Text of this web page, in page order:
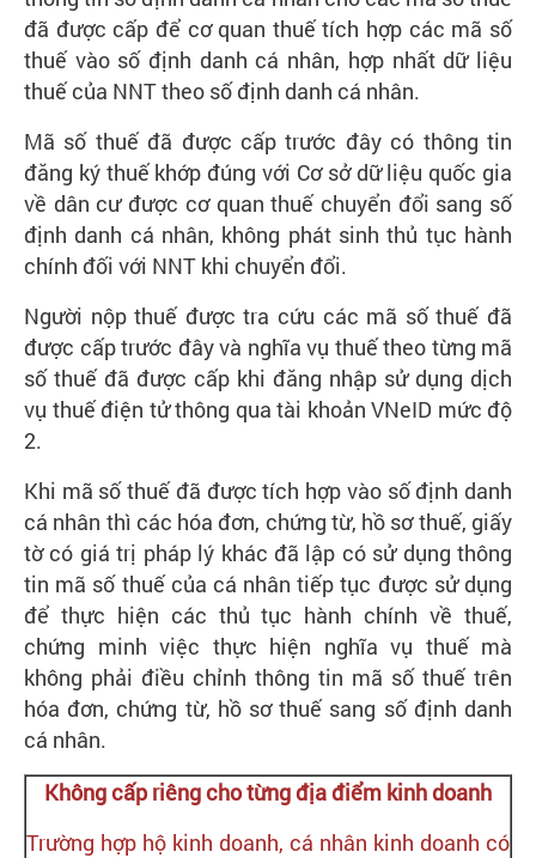
đã được cấp để cơ quan thuế tích hợp các mã số
thuế vào số định danh cá nhân, hợp nhất dữ liệu
thuế của NNT theo số định danh cá nhân.
Mã số thuế đã được cấp trước đây có thông tin
đăng ký thuế khớp đúng với Cơ sở dữ liệu quốc gia
về dân cư được cơ quan thuế chuyển đổi sang số
định danh cá nhân, không phát sinh thủ tục hành
chính đối với NNT khi chuyển đổi.
Người nộp thuế được tra cứu các mã số thuế đã
được cấp trước đây và nghĩa vụ thuế theo từng mã
số thuế đã được cấp khi đăng nhập sử dụng dịch
vụ thuế điện tử thông qua tài khoản VNeID mức độ
2.
Khi mã số thuế đã được tích hợp vào số định danh
cá nhân thì các hóa đơn, chứng từ, hồ sơ thuế, giấy
tờ có giá trị pháp lý khác đã lập có sử dụng thông
tin mã số thuế của cá nhân tiếp tục được sử dụng
để thực hiện các thủ tục hành chính về thuế,
chứng minh việc thực hiện nghĩa vụ thuế mà
không phải điều chỉnh thông tin mã số thuế trên
hóa đơn, chứng từ, hồ sơ thuế sang số định danh
cá nhân.
Không cấp riêng cho từng địa điểm kinh doanh
Trường hợp hộ kinh doanh, cá nhân kinh doanh có